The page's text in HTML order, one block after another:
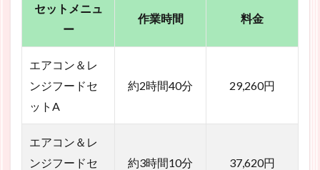
セットメニュ
ー
作業時間 料金
エアコン＆レ
ンジフードセ
ットA
約2時間40分 29,260円
エアコン＆レ
ンジフードセ
約3時間10分 37,620円